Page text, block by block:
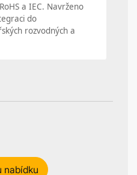
a IEC. Navrženo
do
rozvodných a
nabídku